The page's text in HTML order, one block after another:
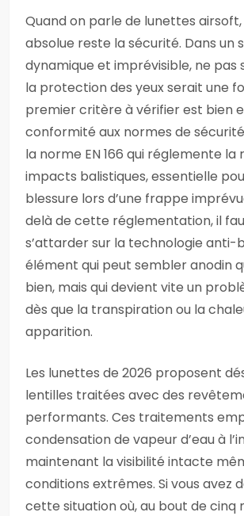
Quand on parle de lunettes
absolue reste la sécurité. Dans un
dynamique et imprévisible, ne pas
la protection des yeux serait une
premier critère à vérifier est bien
conformité aux normes de
la norme EN 166 qui réglemente la
impacts balistiques, essentielle
blessure lors d’une frappe
delà de cette réglementation, il
s’attarder sur la technologie anti-
élément qui peut sembler anodin
bien, mais qui devient vite un
dès que la transpiration ou la
apparition.
Les lunettes de 2026 proposent
lentilles traitées avec des
performants. Ces traitements
condensation de vapeur d’eau à
maintenant la visibilité intacte
conditions extrêmes. Si vous avez
cette situation où, au bout de cinq